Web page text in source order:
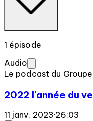
1 épisode
Audio
Le podcast du
2022 l'année du
11 janv. 2023·26:03